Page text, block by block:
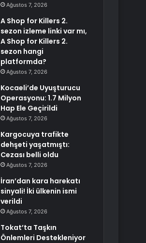
Ağustos 7, 2026
A Shop for Killers 2.
sezon izleme linki var mı,
A Shop for Killers 2.
sezon hangi
platformda?
Ağustos 7, 2026
Kocaeli’de Uyuşturucu
Operasyonu: 1.7 Milyon
Hap Ele Geçirildi
Ağustos 7, 2026
Kargocuya trafikte
dehşeti yaşatmıştı:
Cezası belli oldu
Ağustos 7, 2026
İran’dan kara harekatı
sinyali! İki ülkenin ismi
verildi
Ağustos 7, 2026
Tokat’ta Taşkın
Önlemleri Destekleniyor